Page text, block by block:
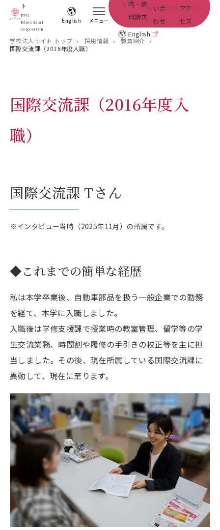
ト
JWU
Educational
Corporation
English メニュー
内・資
料請求
い合
わせ
アク
セス
English
学校法人サイト トップ 採用情報
職員紹介
国際交流課（2016年度入職）
国際交流課（2016年度入
職）
国際交流課 Tさん
※ インタビュー当時（2025年11月）の所属です。
◆これまでの簡単な経歴
私は本学卒業後、自動車部品を扱う一般企業での勤務
を経て、本学に入職しました。
入職後は学修支援課で授業時の教室管理、留学等の学
生交流業務、時間割や履修の手引きの校正等を主に担
当しました。その後、現在所属している国際交流課に
異動して、現在に至ります。